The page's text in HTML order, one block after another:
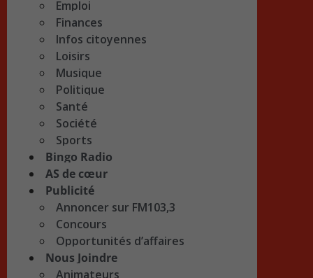
Emploi
Finances
Infos citoyennes
Loisirs
Musique
Politique
Santé
Société
Sports
Bingo Radio
AS de cœur
Publicité
Annoncer sur FM103,3
Concours
Opportunités d’affaires
Nous Joindre
Animateurs